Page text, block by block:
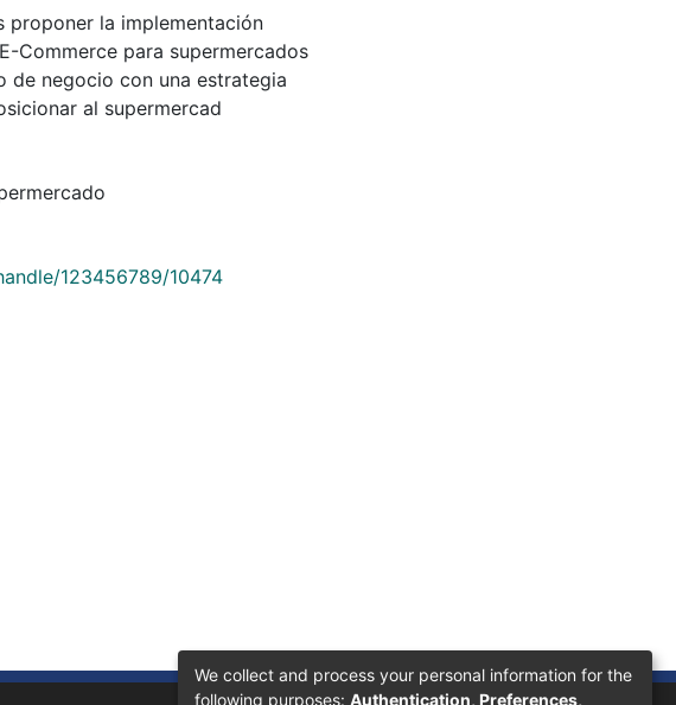
proponer la implementación
Commerce para supermercados
de negocio con una estrategia
al supermercad
123456789/10474
We collect and process your personal information for the
following purposes: Authentication, Preferences,